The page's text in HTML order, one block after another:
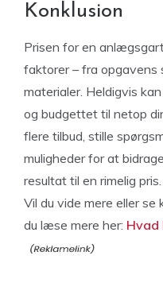
Konklusion
Prisen for en
faktorer – fra opgavens
materialer. Heldigvis
og budgettet til netop
flere tilbud, stille
muligheder for at
resultat til en rimelig pris.
Vil du vide mere eller se
du læse mere her: Hvad